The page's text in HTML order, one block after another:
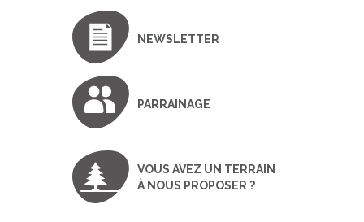
NEWSLETTER
PARRAINAGE
VOUS AVEZ UN TERRAIN
À NOUS PROPOSER ?